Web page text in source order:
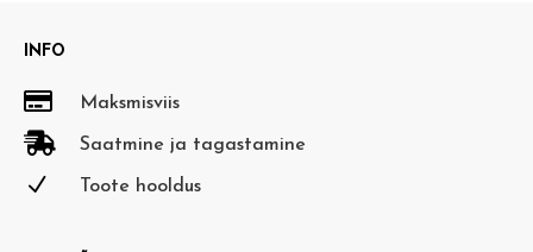
INFO
 Maksmisviis
 Saatmine ja tagastamine
N Toote hooldus